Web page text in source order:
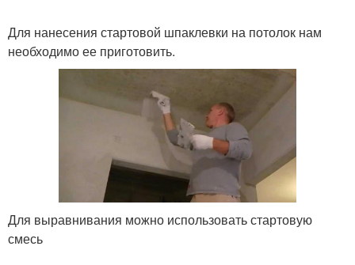
Для нанесения стартовой шпаклевки на потолок нам
необходимо ее приготовить.
Для выравнивания можно использовать стартовую
смесь